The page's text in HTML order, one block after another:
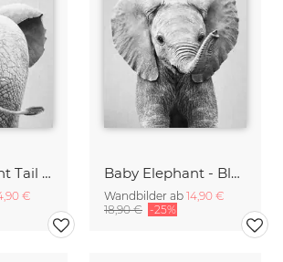
Baby Elephant Tail - Black & White
€
Baby Elephant - Black & White
Wandbilder ab 14,90 €
18,90 € -25%